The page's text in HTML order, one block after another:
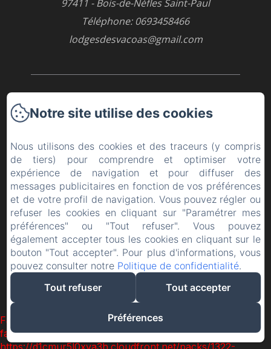
97411 - Bois-de-Nèfles Saint-Paul
Téléphone: 0693458466
lodgesdesvacoas@gmail.com
Les activités
Contact
Mentions légales
EN FR ES
Créé par Amenitiz
Conditions Générales de Vente
Failed to load BookingEngine/index: Loading chunk 1322
failed. (missing:
https://d1cmur5l0xva3h.cloudfront.net/packs/1322-
Notre site utilise des cookies
Nous utilisons des cookies et des traceurs (y compris
de tiers) pour comprendre et optimiser votre
expérience de navigation et pour diffuser des
messages publicitaires en fonction de vos préférences
et de votre profil de navigation. Vous pouvez régler ou
refuser les cookies en cliquant sur "Paramétrer mes
préférences" ou "Tout refuser". Vous pouvez
également accepter tous les cookies en cliquant sur le
bouton "Tout accepter". Pour plus d'informations, vous
pouvez consulter notre Politique de confidentialité.
Tout refuser
Tout accepter
Préférences